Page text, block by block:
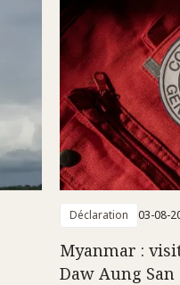
Déclaration 03-08-
Myanmar :
Daw Aung San